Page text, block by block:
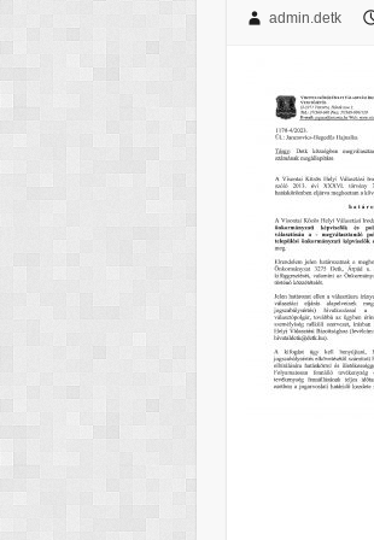
admin.detk